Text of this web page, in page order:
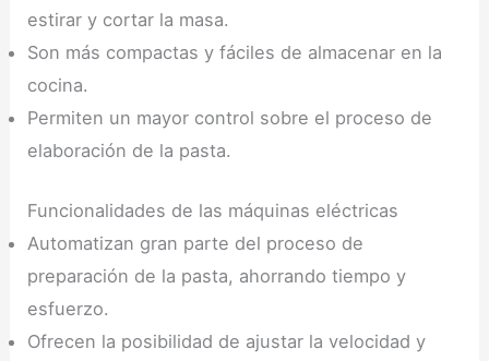
estirar y cortar la masa.
Son más compactas y fáciles de almacenar en la
cocina.
Permiten un mayor control sobre el proceso de
elaboración de la pasta.
Funcionalidades de las máquinas eléctricas
Automatizan gran parte del proceso de
preparación de la pasta, ahorrando tiempo y
esfuerzo.
Ofrecen la posibilidad de ajustar la velocidad y